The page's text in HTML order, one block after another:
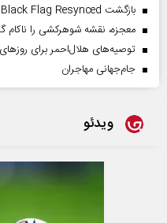
بازگشت Black Flag Resynced خبری جذاب برای دوستداران بازی
معجزه، نقشه شوهرکشی را ناکام
توصیه‌های هلال‌احمر برای
جام‌جهانی مهاجران
ویدئو